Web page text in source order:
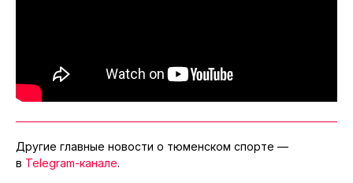
Другие главные новости о тюменском спорте —
в Telegram-канале.